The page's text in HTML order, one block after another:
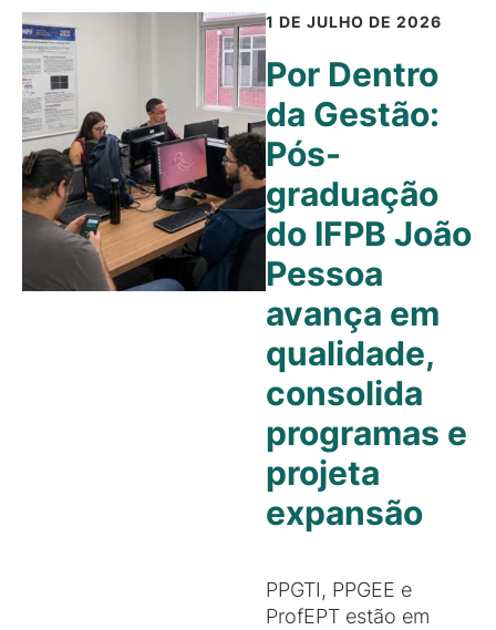
1 DE JULHO DE 2026
Por Dentro
da Gestão:
Pós-
graduação
do IFPB João
Pessoa
avança em
qualidade,
consolida
programas e
projeta
expansão
PPGTI, PPGEE e
ProfEPT estão em